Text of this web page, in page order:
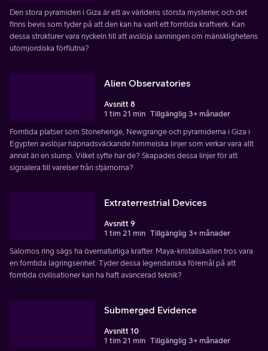
Den stora pyramiden i Giza är ett av världens största mysterier, och det
finns bevis som tyder på att den kan ha varit ett forntida kraftverk. Kan
dessa strukturer vara nyckeln till att avslöja sanningen om mänsklighetens
utomjordiska förflutna?
Alien Observatories
Avsnitt 8
1 tim 21 min Tillgänglig 3+ månader
Forntida platser som Stonehenge, Newgrange och pyramiderna i Giza i
Egypten avslöjar häpnadsväckande himmelska linjer som verkar vara allt
annat än en slump. Vilket syfte har de? Skapades dessa linjer för att
signalera till varelser från stjärnorna?
Extraterrestrial Devices
Avsnitt 9
1 tim 21 min Tillgänglig 3+ månader
Salomos ring sägs ha övernaturliga krafter. Maya-kristallskallen tros vara
en forntida lagringsenhet. Tyder dessa legendariska föremål på att
forntida civilisationer kan ha haft avancerad teknik?
Submerged Evidence
Avsnitt 10
1 tim 21 min Tillgänglig 3+ månader